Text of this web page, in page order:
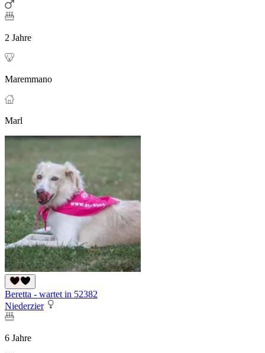
2 Jahre
Maremmano
Marl
Beretta - wartet in 52382
Niederzier
6 Jahre